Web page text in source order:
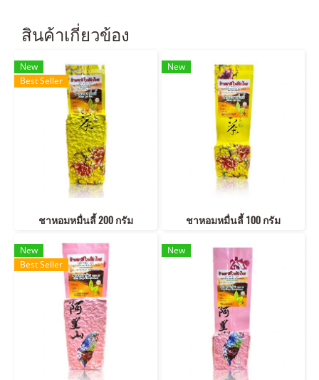
สินค้าเกี่ยวข้อง
New
Best Seller
ชาหอมหมื่นลี้ 200 กรัม
New
ชาหอมหมื่นลี้ 100 กรัม
New
Best Seller
New